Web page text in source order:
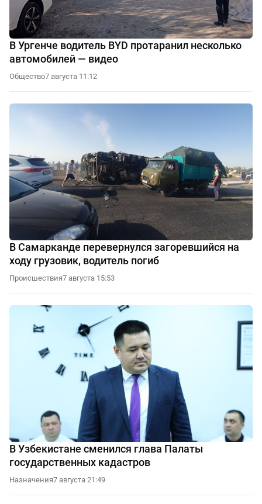
В Ургенче водитель BYD протаранил несколько
автомобилей — видео
Общество7 августа 11:12
В Самарканде перевернулся загоревшийся на
ходу грузовик, водитель погиб
Происшествия7 августа 15:53
В Узбекистане сменился глава Палаты
государственных кадастров
Назначения7 августа 21:49